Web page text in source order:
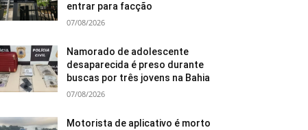
entrar para facção
07/08/2026
Namorado de adolescente
desaparecida é preso durante
buscas por três jovens na Bahia
07/08/2026
Motorista de aplicativo é morto